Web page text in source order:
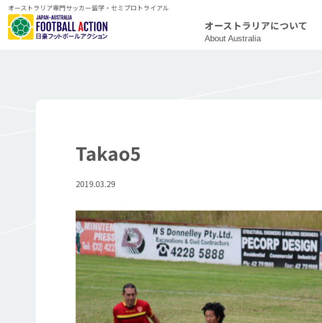
オーストラリア専門サッカー留学・セミプロトライアル
オーストラリアについて
About Australia
Takao5
2019.03.29